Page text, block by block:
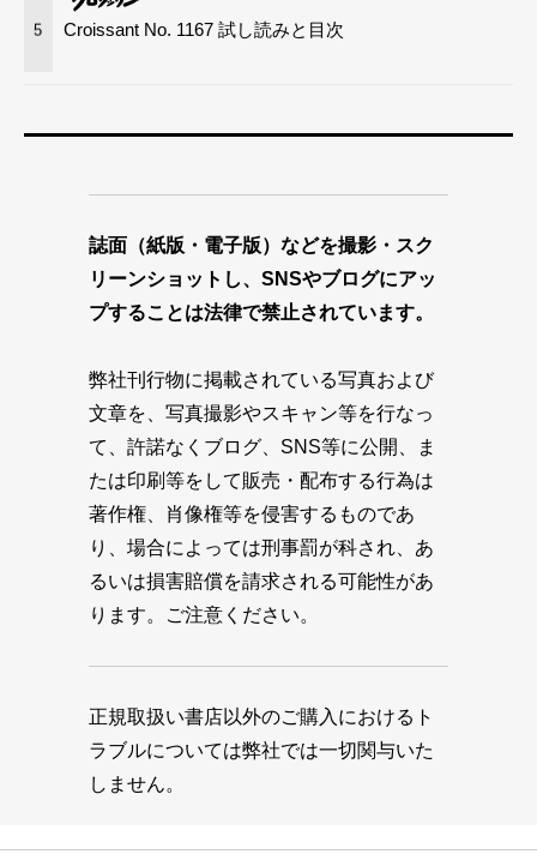
5 Croissant No. 1167 試し読みと目次
誌面（紙版・電子版）などを撮影・スク
リーンショットし、SNSやブログにアッ
プすることは法律で禁止されています。
弊社刊行物に掲載されている写真および
文章を、写真撮影やスキャン等を行なっ
て、許諾なくブログ、SNS等に公開、ま
たは印刷等をして販売・配布する行為は
著作権、肖像権等を侵害するものであ
り、場合によっては刑事罰が科され、あ
るいは損害賠償を請求される可能性があ
ります。ご注意ください。
正規取扱い書店以外のご購入におけるト
ラブルについては弊社では一切関与いた
しません。